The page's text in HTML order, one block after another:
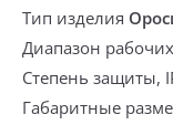
Тип изделия
Диапазон
Степень защиты,
Габаритные